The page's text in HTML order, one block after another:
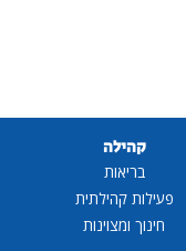
קהילה
בריאות
פעילות קהילתית
חינוך ומצוינות